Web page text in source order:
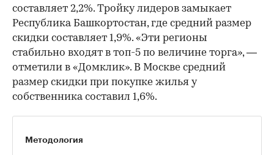
составляет 2,2%. Тройку лидеров замыкает
Республика Башкортостан, где средний размер
скидки составляет 1,9%. «Эти регионы
стабильно входят в топ-5 по величине торга», —
отметили в «Домклик». В Москве средний
размер скидки при покупке жилья у
собственника составил 1,6%.
Методология